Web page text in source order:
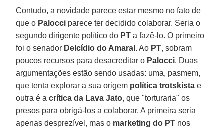
Contudo, a novidade parece estar mesmo no fato de
que o Palocci parece ter decidido colaborar. Seria o
segundo dirigente político do PT a fazê-lo. O primeiro
foi o senador Delcídio do Amaral . Ao PT, sobram
poucos recursos para desacreditar o Palocci. Duas
argumentações estão sendo usadas: uma, pasmem,
que tenta explorar a sua origem política trotskista e
outra é acrítica da Lava Jato, que "torturaria" os
presos para obrigá-los a colaborar. A primeira seria
apenas desprezível, mas o marketing do PT nos